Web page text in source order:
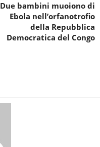
Due bambini muoiono di
Ebola nell’orfanotrofio
della Repubblica
Democratica del Congo